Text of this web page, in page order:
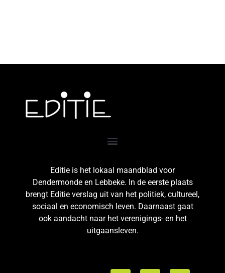
Editie is het lokaal maandblad voor
Dendermonde en Lebbeke. In de eerste plaats
brengt Editie verslag uit van het politiek, cultureel,
sociaal en economisch leven. Daarnaast gaat
ook aandacht naar het verenigings- en het
uitgaansleven.